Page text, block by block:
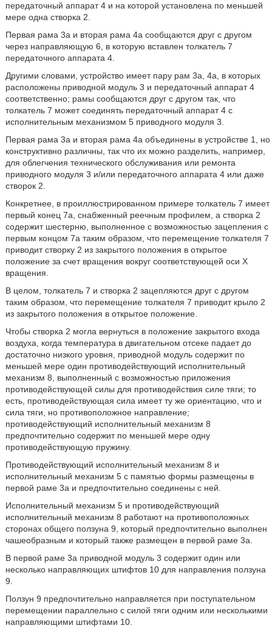
передаточный аппарат 4 и на которой установлена по меньшей
мере одна створка 2.
Первая рама 3а и вторая рама 4а сообщаются друг с другом
через направляющую 6, в которую вставлен толкатель 7
передаточного аппарата 4.
Другими словами, устройство имеет пару рам 3a, 4a, в которых
расположены приводной модуль 3 и передаточный аппарат 4
соответственно; рамы сообщаются друг с другом так, что
толкатель 7 может соединять передаточный аппарат 4 с
исполнительным механизмом 5 приводного модуля 3.
Первая рама 3a и вторая рама 4a объединены в устройстве 1, но
конструктивно различны, так что их можно разделить, например,
для облегчения технического обслуживания или ремонта
приводного модуля 3 и/или передаточного аппарата 4 или даже
створок 2.
Конкретнее, в проиллюстрированном примере толкатель 7 имеет
первый конец 7a, снабженный реечным профилем, а створка 2
содержит шестерню, выполненное с возможностью зацепления с
первым концом 7a таким образом, что перемещение толкателя 7
приводит створку 2 из закрытого положения в открытое
положение за счет вращения вокруг соответствующей оси X
вращения.
В целом, толкатель 7 и створка 2 зацепляются друг с другом
таким образом, что перемещение толкателя 7 приводит крыло 2
из закрытого положения в открытое положение.
Чтобы створка 2 могла вернуться в положение закрытого входа
воздуха, когда температура в двигательном отсеке падает до
достаточно низкого уровня, приводной модуль содержит по
меньшей мере один противодействующий исполнительный
механизм 8, выполненный с возможностью приложения
противодействующей силы для противодействия силе тяги; то
есть, противодействующая сила имеет ту же ориентацию, что и
сила тяги, но противоположное направление;
противодействующий исполнительный механизм 8
предпочтительно содержит по меньшей мере одну
противодействующую пружину.
Противодействующий исполнительный механизм 8 и
исполнительный механизм 5 с памятью формы размещены в
первой раме 3а и предпочтительно соединены с ней.
Исполнительный механизм 5 и противодействующий
исполнительный механизм 8 работают на противоположных
сторонах общего ползуна 9, который предпочтительно выполнен
чашеобразным и который также размещен в первой раме 3а.
В первой раме 3а приводной модуль 3 содержит один или
несколько направляющих штифтов 10 для направления ползуна
9.
Ползун 9 предпочтительно направляется при поступательном
перемещении параллельно с силой тяги одним или несколькими
направляющими штифтами 10.